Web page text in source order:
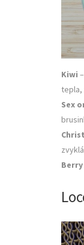
Kiwi
tepla,
Sex